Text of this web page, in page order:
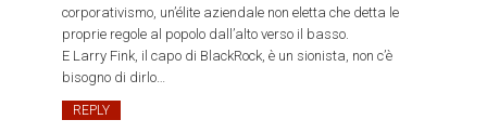
corporativismo, un’élite aziendale non eletta che detta le
proprie regole al popolo dall’alto verso il basso.
E Larry Fink, il capo di BlackRock, è un sionista, non c’è
bisogno di dirlo…
REPLY